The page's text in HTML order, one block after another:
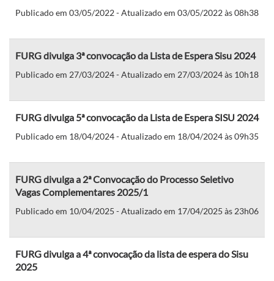
Publicado em 03/05/2022 - Atualizado em 03/05/2022 às 08h38
FURG divulga 3ª convocação da Lista de Espera Sisu 2024
Publicado em 27/03/2024 - Atualizado em 27/03/2024 às 10h18
FURG divulga 5ª convocação da Lista de Espera SISU 2024
Publicado em 18/04/2024 - Atualizado em 18/04/2024 às 09h35
FURG divulga a 2ª Convocação do Processo Seletivo
Vagas Complementares 2025/1
Publicado em 10/04/2025 - Atualizado em 17/04/2025 às 23h06
FURG divulga a 4ª convocação da lista de espera do Sisu
2025